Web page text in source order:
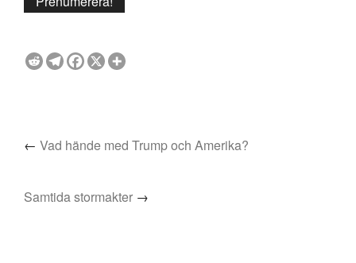
← Vad hände med Trump och Amerika?
Samtida stormakter →